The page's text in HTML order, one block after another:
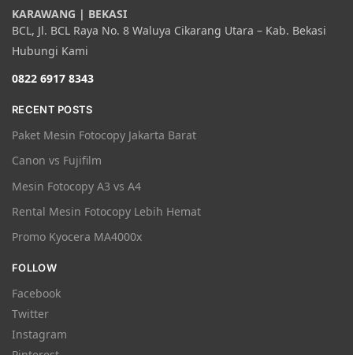
KARAWANG | BEKASI
BCL, Jl. BCL Raya No. 8 Waluya Cikarang Utara – Kab. Bekasi
Hubungi Kami
0822 6917 8343
RECENT POSTS
Paket Mesin Fotocopy Jakarta Barat
Canon vs Fujifilm
Mesin Fotocopy A3 vs A4
Rental Mesin Fotocopy Lebih Hemat
Promo Kyocera MA4000x
FOLLOW
Facebook
Twitter
Instagram